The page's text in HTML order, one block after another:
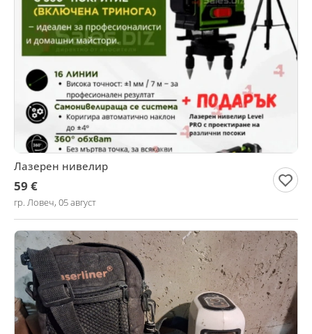
Лазерен нивелир
59 €
гр. Ловеч, 05 август